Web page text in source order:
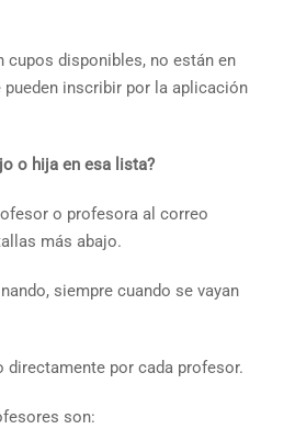
cupos disponibles, no están en
inscribir por la aplicación
o hija en esa lista?
o profesora al correo
más abajo.
siempre cuando se vayan
directamente por cada profesor.
son: